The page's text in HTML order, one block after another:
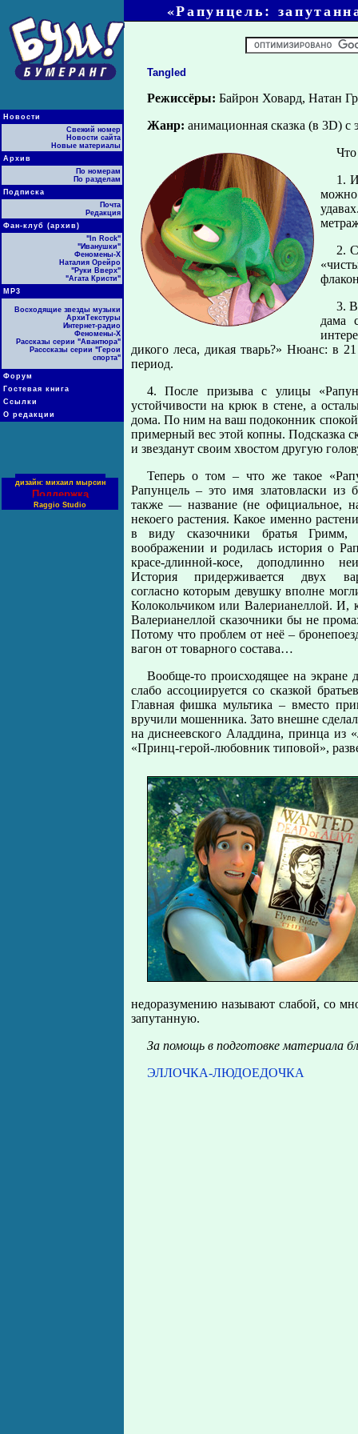
Новости
Свежий номер
Новости сайта
Новые материалы
Архив
По номерам
По разделам
Подписка
Почта
Редакция
Фан-клуб (архив)
"In Rock"
"Иванушки"
Феномены-Х
Наталия Орейро
"Руки Вверх"
"Агата Кристи"
МР3
Восходящие звезды музыки
АрхиТекстуры
Интернет-радио
Феномены-Х
Рассказы серии "Авантюра"
Расссказы серии "Герои
спорта"
Форум
Гостевая книга
Ссылки
О редакции
дизайн: михаил мырсин
Поддержка
Raggio Studio
«Рапунцель:
Tangled
Режиссёры: Байрон Ховард, Натан
Жанр: анимационная сказка (в 3D)
1.
2.
3.
дама
дикого леса, дикая тварь?» Нюанс: в
период.
4. После призыва с улицы
устойчивости на крюк в стене, а
дома. По ним на ваш подоконник
примерный вес этой копны. Подсказка
и звезданут своим хвостом другую
Теперь о том – что же такое
Рапунцель – это имя златовласки из
также — название (не официальное,
некоего растения. Какое именно
в виду сказочники братья
воображении и родилась история о
красе-длинной-косе, доподлинно
История придерживается двух
согласно которым девушку вполне
Колокольчиком или Валерианеллой. И,
Валерианеллой сказочники бы не
Потому что проблем от неё –
вагон от товарного состава…
Вообще-то происходящее на экране
слабо ассоциируется со сказкой
Главная фишка мультика – вместо
вручили мошенника. Зато внешне
на диснеевского Аладдина, принца
«Принц-герой-любовник типовой»,
недоразумению называют слабой, со
запутанную.
За помощь в подготовке материала
ЭЛЛОЧКА-ЛЮДОЕДОЧКА